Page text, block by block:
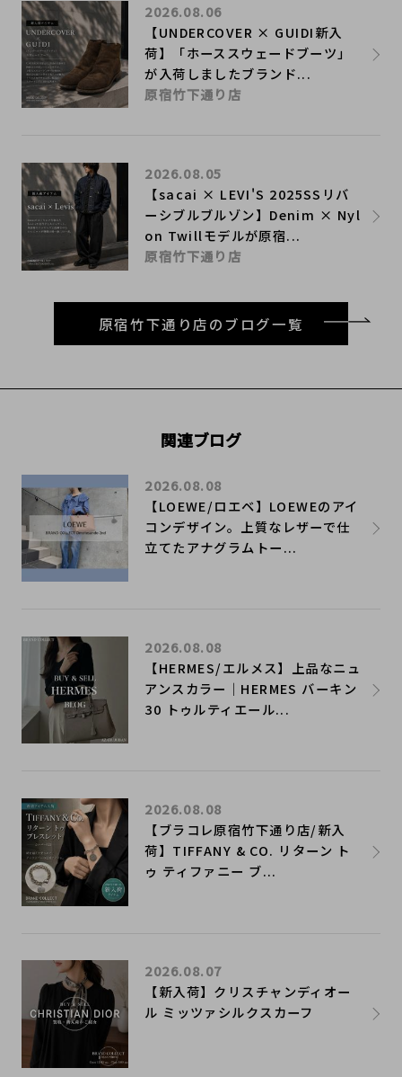
【UNDERCOVER × GUIDI新入
荷】「ホーススウェードブーツ」
が入荷しましたブランド...
2026.08.06
原宿竹下通り店
【sacai × LEVI'S 2025SSリバ
ーシブルブルゾン】Denim × Nyl
on Twillモデルが原宿...
2026.08.05
原宿竹下通り店
原宿竹下通り店のブログ一覧
関連ブログ
【LOEWE/ロエベ】LOEWEのアイ
コンデザイン。上質なレザーで仕
立てたアナグラムトー...
2026.08.08
【HERMES/エルメス】上品なニュ
アンスカラー｜HERMES バーキン
30 トゥルティエール...
2026.08.08
【ブラコレ原宿竹下通り店/新入
荷】TIFFANY & CO. リターン ト
ゥ ティファニー ブ...
2026.08.08
【新入荷】クリスチャンディオー
ル ミッツァシルクスカーフ
2026.08.07